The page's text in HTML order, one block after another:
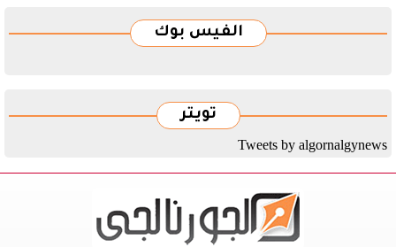
الفيس بوك
تويتر
Tweets by algornalgynews